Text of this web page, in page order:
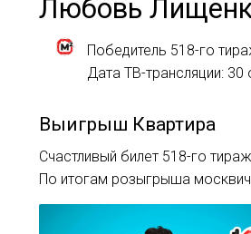
Любовь
Победитель 518-го
Дата ТВ-трансляции: 30
Выигрыш Квартира
Счастливый билет 518-го
По итогам розыгрыша